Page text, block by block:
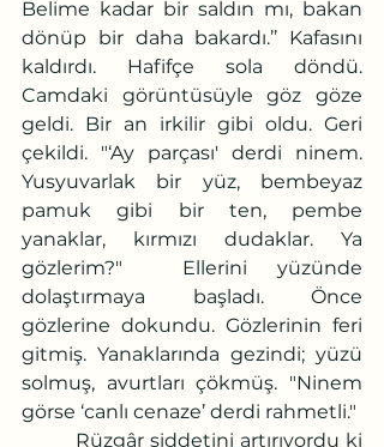
Belime kadar bir saldın mı, bakan
dönüp bir daha bakardı.’’ Kafasını
kaldırdı. Hafifçe sola döndü.
Camdaki görüntüsüyle göz göze
geldi. Bir an irkilir gibi oldu. Geri
çekildi. "‘Ay parçası' derdi ninem.
Yusyuvarlak bir yüz, bembeyaz
pamuk gibi bir ten, pembe
yanaklar, kırmızı dudaklar. Ya
gözlerim?"  Ellerini yüzünde
dolaştırmaya başladı. Önce
gözlerine dokundu. Gözlerinin feri
gitmiş. Yanaklarında gezindi; yüzü
solmuş, avurtları çökmüş. "Ninem
görse ‘canlı cenaze’ derdi rahmetli."